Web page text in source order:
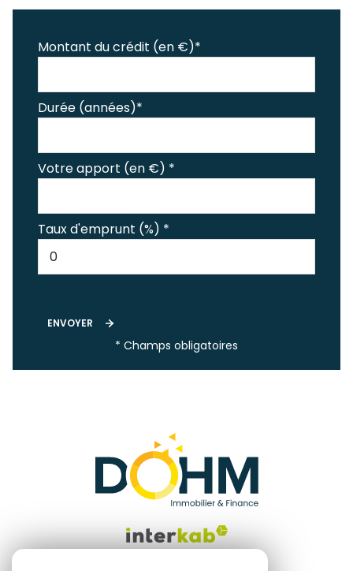
Montant du crédit (en €)*
Durée (années)*
Votre apport (en €) *
Taux d'emprunt (%) *
ENVOYER
* Champs obligatoires